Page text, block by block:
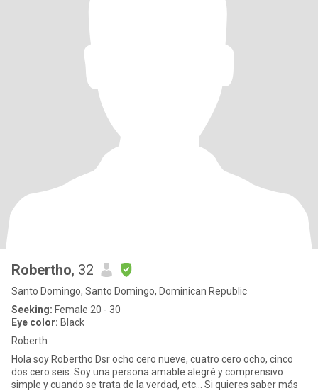
Robertho, 32
Santo Domingo, Santo Domingo, Dominican Republic
Seeking: Female 20 - 30
Eye color: Black
Roberth
Hola soy Robertho Dsr ocho cero nueve, cuatro cero ocho, cinco
dos cero seis. Soy una persona amable alegré y comprensivo
simple y cuando se trata de la verdad, etc... Si quieres saber más